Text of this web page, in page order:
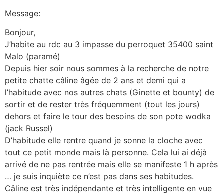
Message:
Bonjour,
J’habite au rdc au 3 impasse du perroquet 35400 saint
Malo (paramé)
Depuis hier soir nous sommes à la recherche de notre
petite chatte câline âgée de 2 ans et demi qui a
l’habitude avec nos autres chats (Ginette et bounty) de
sortir et de rester très fréquemment (tout les jours)
dehors et faire le tour des besoins de son pote wodka
(jack Russel)
D’habitude elle rentre quand je sonne la cloche avec
tout ce petit monde mais là personne. Cela lui ai déjà
arrivé de ne pas rentrée mais elle se manifeste 1 h après
… je suis inquiète ce n’est pas dans ses habitudes.
Câline est très indépendante et très intelligente en vue